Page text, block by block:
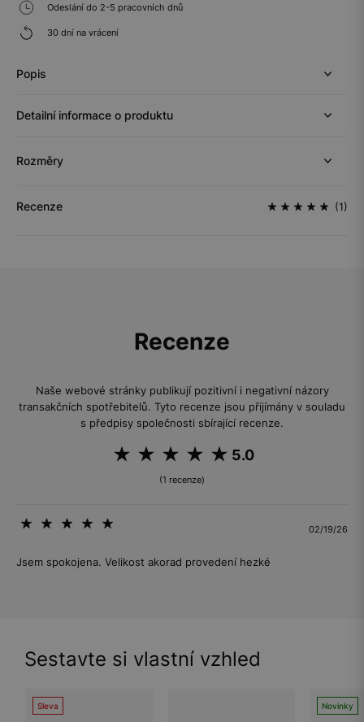
Odeslání do 2-5 pracovních dnů
30 dní na vrácení
Popis
Detailní informace o produktu
Rozměry
Recenze (1)
Recenze
Naše webové stránky publikují pozitivní i negativní názory
transakčních spotřebitelů. Tyto recenze jsou přijímány v souladu
s předpisy společnosti sbírající recenze.
5.0
(1 recenze)
02/19/26
Jsem spokojena. Velikost akorad provedení hezké
Sestavte si vlastní vzhled
Sleva Novinky